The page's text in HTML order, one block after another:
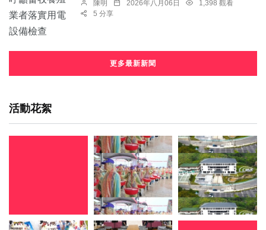
陳明 2026年八月06日
1,398 觀看
5 分享
更多最新新聞
活動花絮